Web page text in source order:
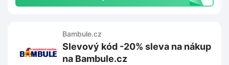
Bambule.cz
Slevový kód -20% sleva na nákup
na Bambule.cz